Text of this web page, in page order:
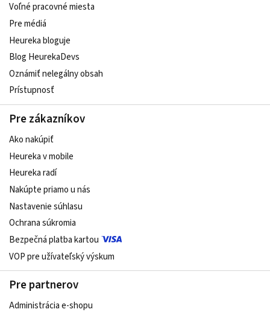
Voľné pracovné miesta
Pre médiá
Heureka bloguje
Blog HeurekaDevs
Oznámiť nelegálny obsah
Prístupnosť
Pre zákazníkov
Ako nakúpiť
Heureka v mobile
Heureka radí
Nakúpte priamo u nás
Nastavenie súhlasu
Ochrana súkromia
Bezpečná platba kartou
VOP pre užívateľský výskum
Pre partnerov
Administrácia e-shopu